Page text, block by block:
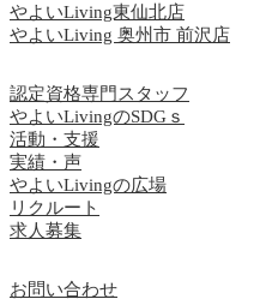
やよいLiving東仙北店
やよいLiving 奥州市 前沢店
認定資格専門スタッフ
やよいLivingのSDGｓ
活動・支援
実績・声
やよいLivingの広場
リクルート
求人募集
お問い合わせ